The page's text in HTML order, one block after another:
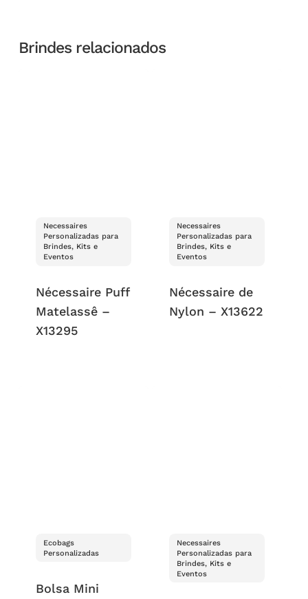
Brindes relacionados
Necessaires
Personalizadas para
Brindes, Kits e
Eventos
Nécessaire Puff
Matelassê –
X13295
Necessaires
Personalizadas para
Brindes, Kits e
Eventos
Nécessaire de
Nylon – X13622
Ecobags
Personalizadas
Bolsa Mini
Necessaires
Personalizadas para
Brindes, Kits e
Eventos